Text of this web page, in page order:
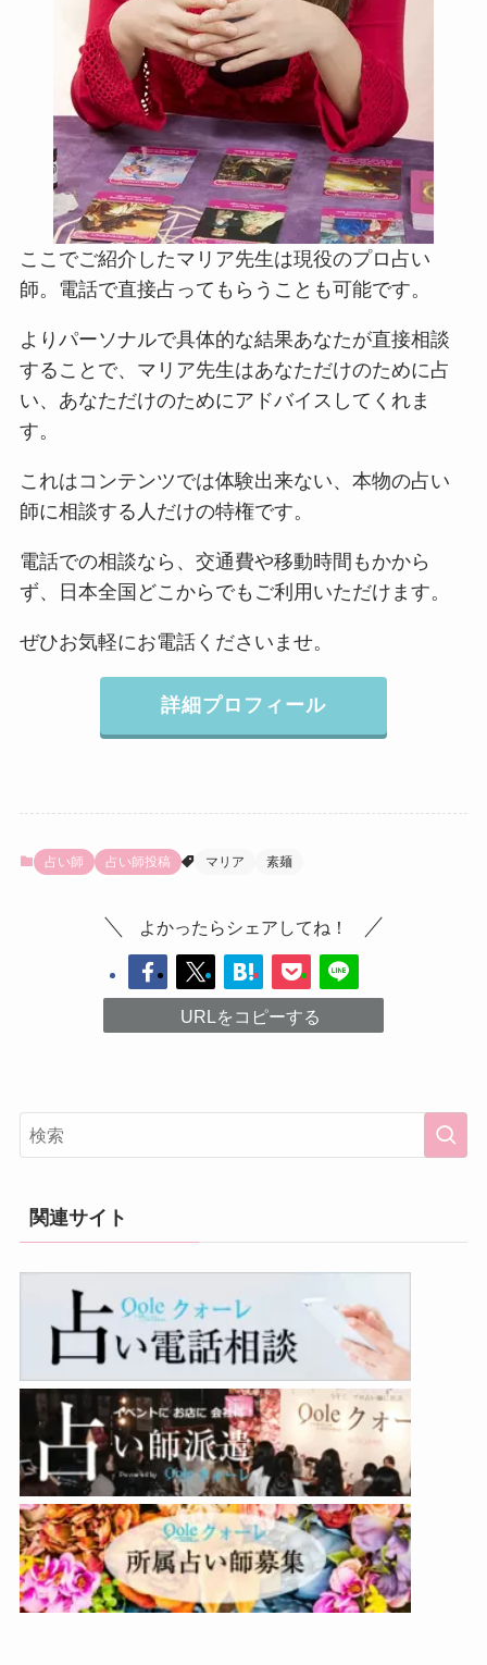
ここでご紹介したマリア先生は現役のプロ占い
師。電話で直接占ってもらうことも可能です。
よりパーソナルで具体的な結果あなたが直接相談
することで、マリア先生はあなただけのために占
い、あなただけのためにアドバイスしてくれま
す。
これはコンテンツでは体験出来ない、本物の占い
師に相談する人だけの特権です。
電話での相談なら、交通費や移動時間もかから
ず、日本全国どこからでもご利用いただけます。
ぜひお気軽にお電話くださいませ。
詳細プロフィール
占い師 占い師投稿 マリア 素麺
よかったらシェアしてね！
URLをコピーする
関連サイト